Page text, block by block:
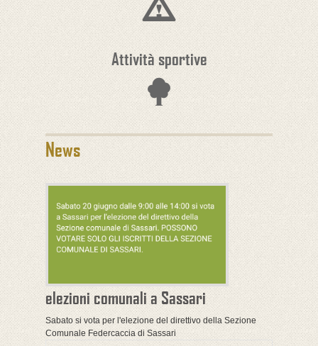
Attività sportive
News
elezioni comunali a Sassari
Sabato si vota per l'elezione del direttivo della Sezione
Comunale Federcaccia di Sassari